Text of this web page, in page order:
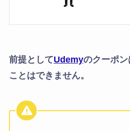
前提としてUdemyのクーポ
ことはできません。